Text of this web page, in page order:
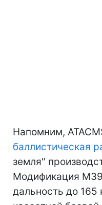
Напомним,
баллистическая
земля"
Модификация
дальность до